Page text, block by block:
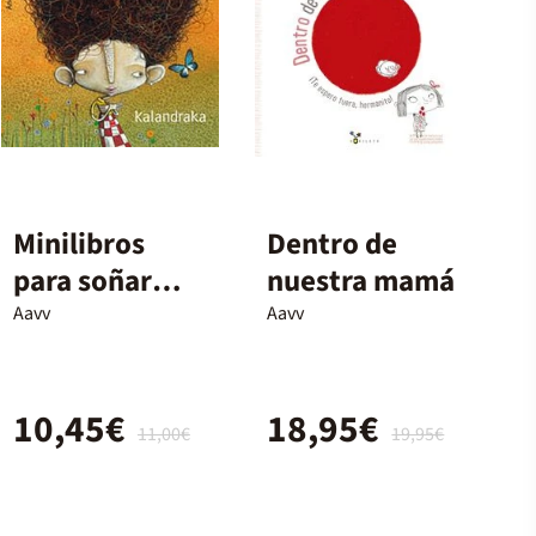
Minilibros
para soñar
imperdibles 2
Aavv
11,00€
10,45€
Dentro de
nuestra mamá
Aavv
19,95€
18,95€